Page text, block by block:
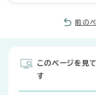
前の
このページを見
す